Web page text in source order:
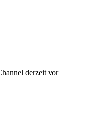
derzeit vor